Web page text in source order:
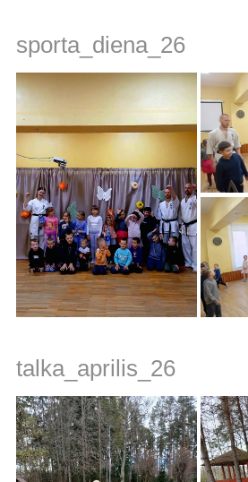
sporta_diena_26
talka_aprilis_26